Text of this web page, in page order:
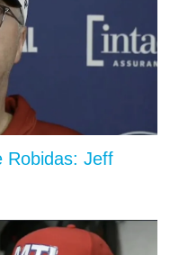
Robidas: Jeff